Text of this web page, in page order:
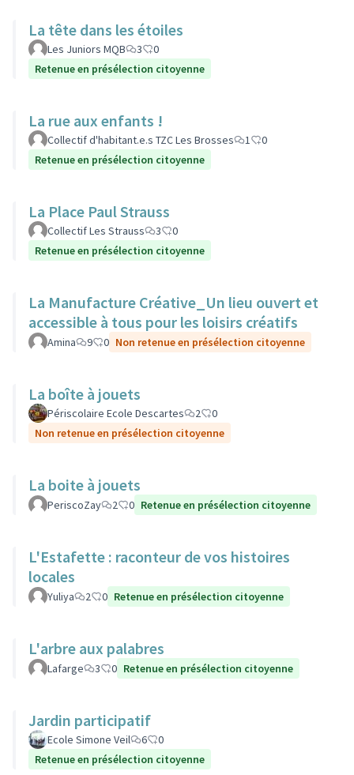
La tête dans les étoiles
Les Juniors MQB 3
0
Retenue en présélection citoyenne
La rue aux enfants !
Collectif d'habitant.e.s TZC Les Brosses 1
0
Retenue en présélection citoyenne
La Place Paul Strauss
Collectif Les Strauss 3
0
Retenue en présélection citoyenne
La Manufacture Créative_Un lieu ouvert et
accessible à tous pour les loisirs créatifs
Amina 9 0 Non retenue en présélection citoyenne
La boîte à jouets
Périscolaire Ecole Descartes 2
0
Non retenue en présélection citoyenne
La boite à jouets
PeriscoZay 2 0 Retenue en présélection citoyenne
L'Estafette : raconteur de vos histoires
locales
Yuliya 2 0 Retenue en présélection citoyenne
L'arbre aux palabres
Lafarge 3 0 Retenue en présélection citoyenne
Jardin participatif
Ecole Simone Veil 6
0
Retenue en présélection citoyenne